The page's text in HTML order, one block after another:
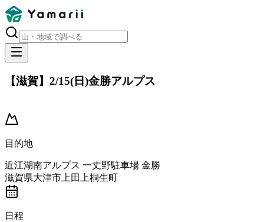
【滋賀】2/15(日)金勝アルプス
目的地
近江湖南アルプス 一丈野駐車場 金勝
滋賀県大津市上田上桐生町
日程